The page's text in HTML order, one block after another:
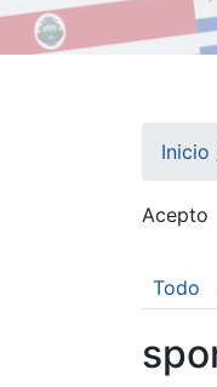
Inicio
Acepto
Todo